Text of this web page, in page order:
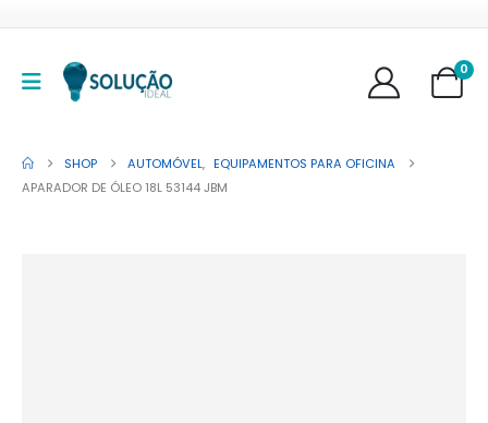
0
SHOP AUTOMÓVEL, EQUIPAMENTOS PARA OFICINA
APARADOR DE ÓLEO 18L 53144 JBM